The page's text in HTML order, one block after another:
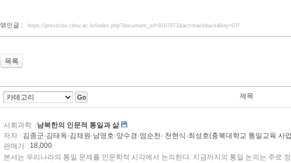
엮인글 : https://presscbu.cbnu.ac.kr/index.php?document_srl=9107871&act=trackback&key=07f
목록
Go 제목
사회과학
남북한의 인문적 통일과 삶
저자
김종군·김태옥·김채원·남영호·양수경·엄순천· 천현식·최성호(충북대학교 통일교육 사
판매가
18,000
본서는 우리나라의 통일 문제를 인문학적 시각에서 논의한다. 지금까지의 통일 논의는 주로